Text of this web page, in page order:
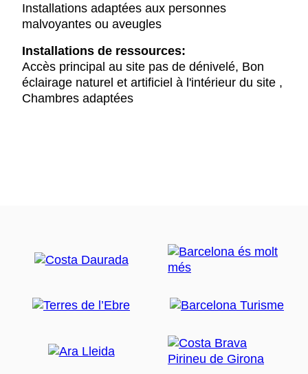
Installations adaptées aux personnes
malvoyantes ou aveugles
Installations de ressources:
Accès principal au site pas de dénivelé, Bon
éclairage naturel et artificiel à l'intérieur du site ,
Chambres adaptées